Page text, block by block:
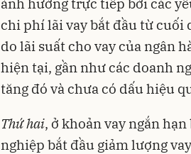
ảnh hưởng trực tiếp bởi các
chi phí lãi vay bắt đầu từ cuối
do lãi suất cho vay của ngân
hiện tại, gần như các doanh
tăng đó và chưa có dấu hiệu
Thứ hai, ở khoản vay ngắn
nghiệp bắt đầu giảm lượng